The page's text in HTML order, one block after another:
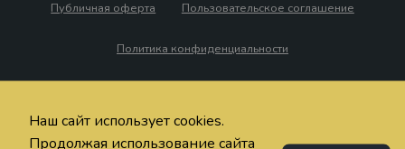
Публичная оферта Пользовательское соглашение
Политика конфиденциальности
Наш сайт использует cookies.
Продолжая использование сайта